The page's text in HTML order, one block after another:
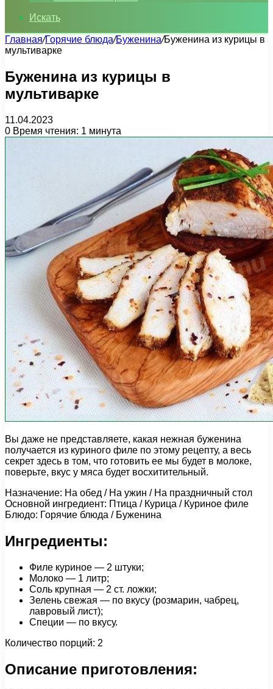
Искать
Главная/Горячие блюда/Буженина/Буженина из курицы в
мультиварке
Буженина из курицы в
мультиварке
11.04.2023
0 Время чтения: 1 минута
Вы даже не представляете, какая нежная буженина
получается из куриного филе по этому рецепту, а весь
секрет здесь в том, что готовить ее мы будет в молоке,
поверьте, вкус у мяса будет восхитительный.
Назначение: На обед / На ужин / На праздничный стол
Основной ингредиент: Птица / Курица / Куриное филе
Блюдо: Горячие блюда / Буженина
Ингредиенты:
Филе куриное — 2 штуки;
Молоко — 1 литр;
Соль крупная — 2 ст. ложки;
Зелень свежая — по вкусу (розмарин, чабрец,
лавровый лист);
Специи — по вкусу.
Количество порций: 2
Описание приготовления: